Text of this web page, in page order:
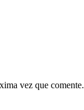
vez que comente.